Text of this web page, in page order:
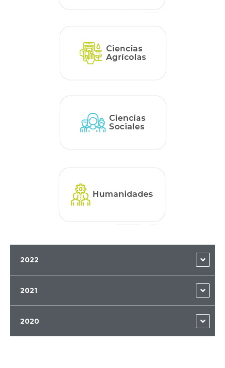
2022
2021
2020